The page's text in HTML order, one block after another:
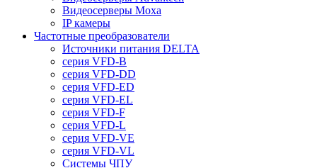
Видеосерверы Moxa
IP камеры
Частотные преобразователи
Источники питания DELTA
серия VFD-B
серия VFD-DD
серия VFD-ED
серия VFD-EL
серия VFD-F
серия VFD-L
серия VFD-VE
серия VFD-VL
Системы ЧПУ